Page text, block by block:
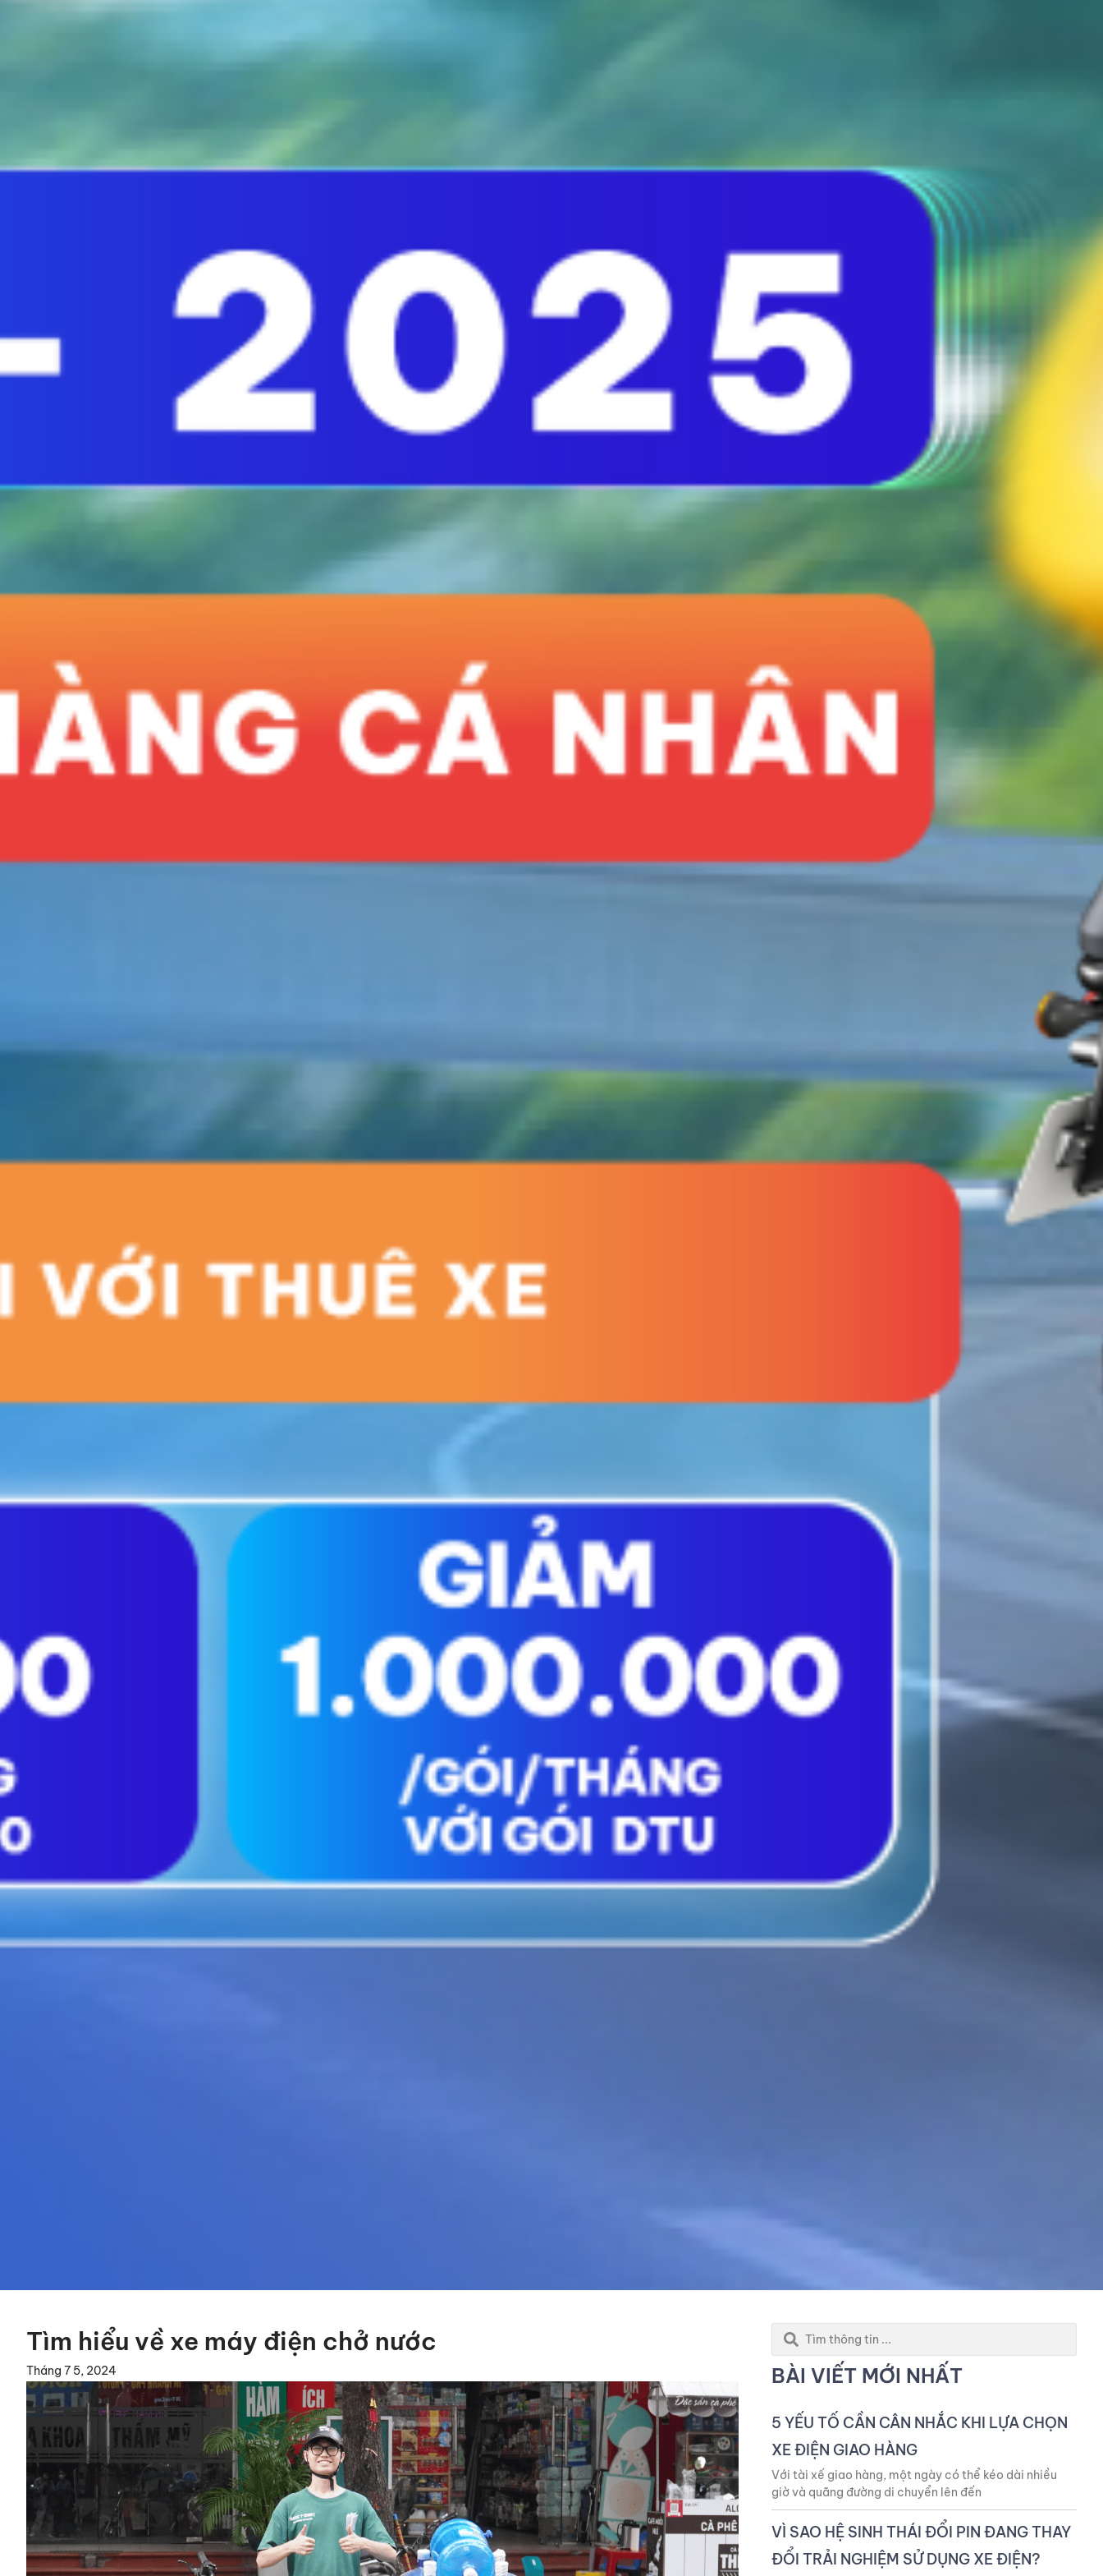
Tìm hiểu về xe máy điện chở nước
Tháng 7 5, 2024
Search
BÀI VIẾT MỚI NHẤT
5 YẾU TỐ CẦN CÂN NHẮC KHI LỰA CHỌN
XE ĐIỆN GIAO HÀNG
Với tài xế giao hàng, một ngày có thể kéo dài nhiều
giờ và quãng đường di chuyển lên đến
VÌ SAO HỆ SINH THÁI ĐỔI PIN ĐANG THAY
ĐỔI TRẢI NGHIỆM SỬ DỤNG XE ĐIỆN?